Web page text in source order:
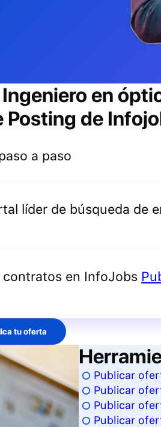
Ingeniero en
Posting de
a paso
líder de búsqueda de
contratos en InfoJobs
tu oferta
Publicar
Publicar
Publicar
Publicar